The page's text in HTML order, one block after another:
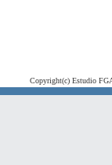
Copyright(c) Estudio